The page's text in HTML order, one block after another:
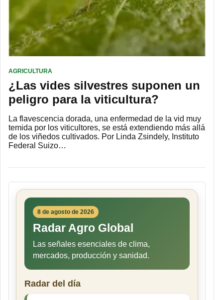
AGRICULTURA
¿Las vides silvestres suponen un
peligro para la viticultura?
La flavescencia dorada, una enfermedad de la vid muy
temida por los viticultores, se está extendiendo más allá
de los viñedos cultivados. Por Linda Zsindely, Instituto
Federal Suizo…
8 de agosto de 2026
Radar Agro Global
Las señales esenciales de clima,
mercados, producción y sanidad.
Radar del día